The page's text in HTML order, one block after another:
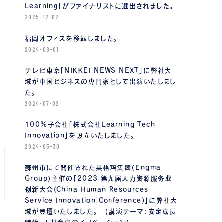
Learning」がファイナリストに選出されました。
2025-12-02
福岡オフィスを移転しました。
2024-08-01
テレビ東京「NIKKEI NEWS NEXT」に弊社大
城が中国ビジネスの専門家として出演いたしまし
た。
2024-07-02
100%子会社「株式会社Learning Tech
Innovation」を設立いたしました。
2024-05-30
蘇州市にて開催された英格玛集团（Engma
Group）主催の「2023 第九届人力资源服务业
创新大会(China Human Resources
Service Innovation Conference)」に弊社大
城が登壇いたしました。 【講演テーマ：安定成長